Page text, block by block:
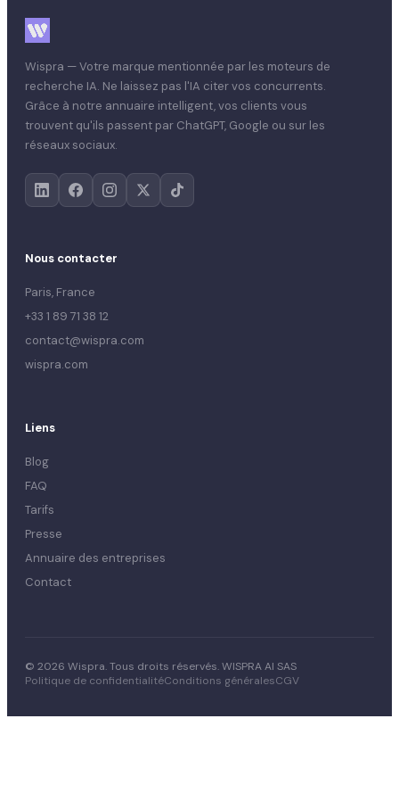
Wispra — Votre marque mentionnée par les moteurs de
recherche IA. Ne laissez pas l'IA citer vos concurrents.
Grâce à notre annuaire intelligent, vos clients vous
trouvent qu'ils passent par ChatGPT, Google ou sur les
réseaux sociaux.
Nous contacter
Paris, France
+33 1 89 71 38 12
contact@wispra.com
wispra.com
Liens
Blog
FAQ
Tarifs
Presse
Annuaire des entreprises
Contact
© 2026 Wispra. Tous droits réservés. WISPRA AI SAS
Politique de confidentialitéConditions généralesCGV